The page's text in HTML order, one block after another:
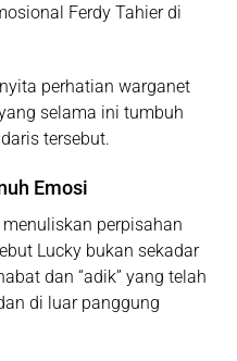
Ferdy Tahier di
perhatian warganet
selama ini tumbuh
tersebut.
Emosi
perpisahan
Lucky bukan sekadar
dan “adik” yang telah
di luar panggung